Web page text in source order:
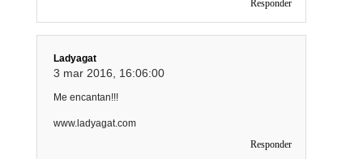
Responder
Ladyagat
3 mar 2016, 16:06:00
Me encantan!!!
www.ladyagat.com
Responder